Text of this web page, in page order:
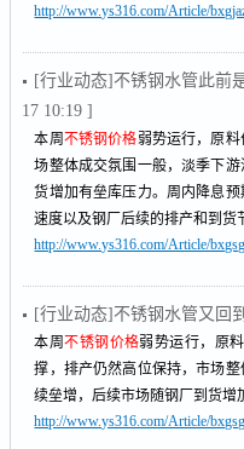
http://www.ys316.com/Article/
[行业动态]不锈钢水管此前
17 10:19 ]
本周 不锈钢价格弱势运行，原
场整体成交氛围一般，淡季下
货增加有垒库压力。周内降息
速度以及钢厂后续的排产和到货
http://www.ys316.com/Article/
[行业动态]不锈钢水管又回
本周不锈钢价格弱势运行，原
撑，排产仍然高位保持，市场
续垒增，后续市场随钢厂到货增
http://www.ys316.com/Article/